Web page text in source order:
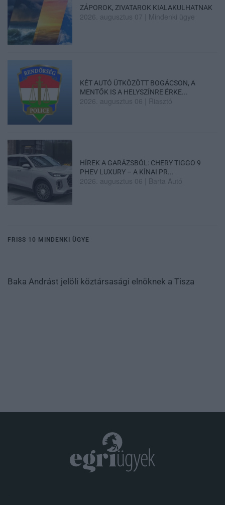
ZÁPOROK, ZIVATAROK KIALAKULHATNAK
2026. augusztus 07 Mindenki ügye
KÉT AUTÓ ÜTKÖZÖTT BOGÁCSON, A
MENTŐK IS A HELYSZÍNRE ÉRKE...
2026. augusztus 06 Riasztó
HÍREK A GARÁZSBÓL: CHERY TIGGO 9
PHEV LUXURY – A KÍNAI PR...
2026. augusztus 06 Barta Autó
FRISS 10 MINDENKI ÜGYE
Baka Andrást jelöli köztársasági elnöknek a Tisza